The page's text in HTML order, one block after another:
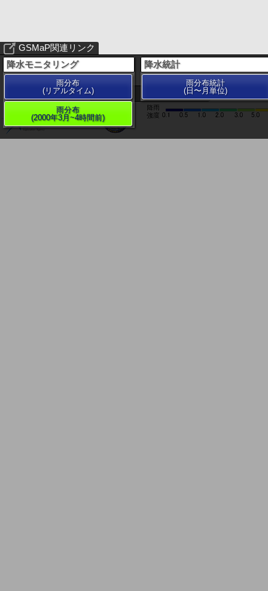
200 km
GSMaP関連リンク
降水モニタリング
雨分布
(リアルタイム)
雨分布
(2000年3月~4時間前)
降水統計
雨分布統計
(日〜月単位)